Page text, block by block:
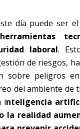
día puede ser
laboral.
de riesgos,
sobre peligros
del ambiente de
inteligencia
la realidad